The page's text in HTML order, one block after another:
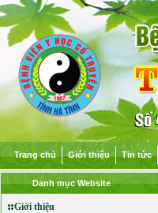
Trang chủ Giới thiệu Tin tức
Danh mục Website
Giới thiệu